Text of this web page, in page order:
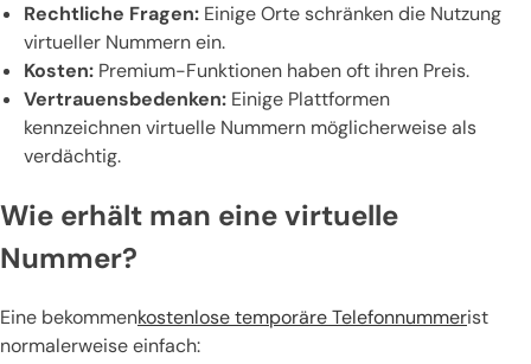
Rechtliche Fragen: Einige Orte schränken die Nutzung
virtueller Nummern ein.
Kosten: Premium-Funktionen haben oft ihren Preis.
Vertrauensbedenken: Einige Plattformen
kennzeichnen virtuelle Nummern möglicherweise als
verdächtig.
Wie erhält man eine virtuelle
Nummer?
Eine bekommenkostenlose temporäre Telefonnummerist
normalerweise einfach: